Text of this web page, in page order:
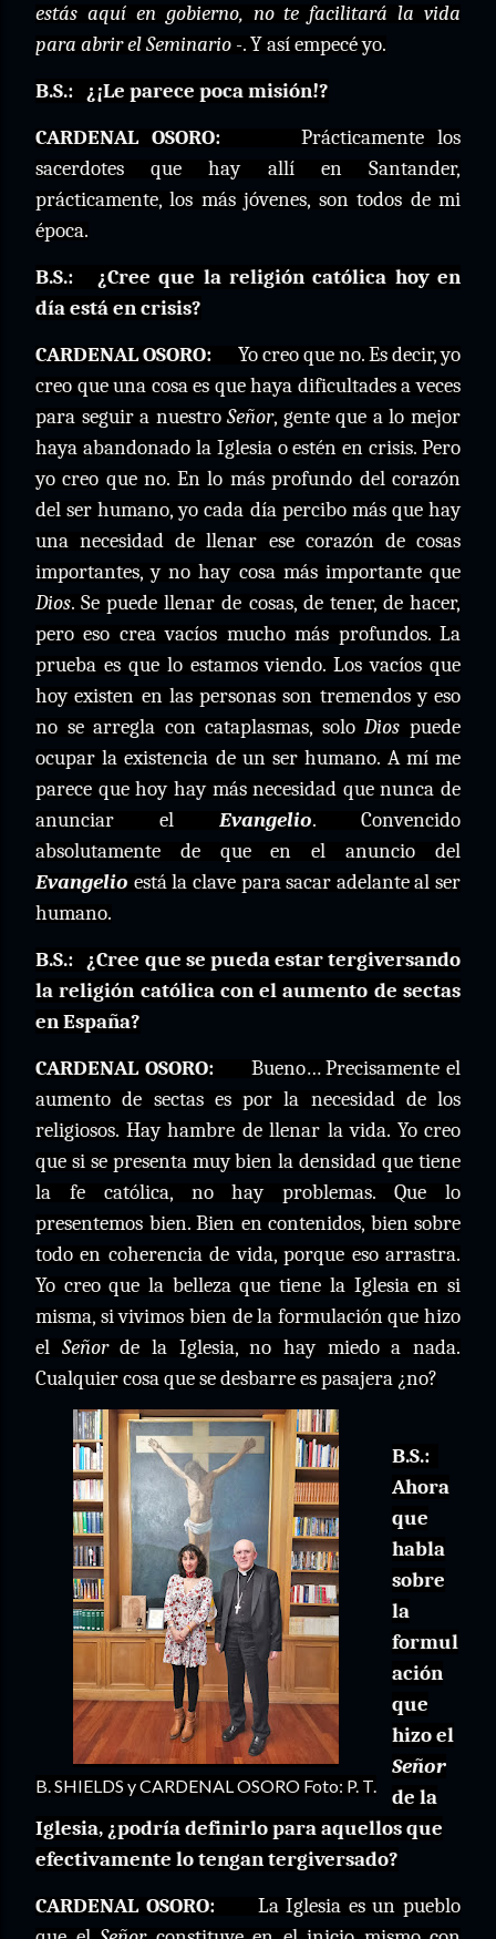
estás aquí en gobierno, no te facilitará la vida
para abrir el Seminario -. Y así empecé yo.
B.S.: ¿¡Le parece poca misión!?
CARDENAL OSORO:
Prácticamente los
sacerdotes que hay allí en Santander,
prácticamente, los más jóvenes, son todos de mi
época.
B.S.:
¿Cree que la religión católica hoy en
día está en crisis?
CARDENAL OSORO:
Yo creo que no. Es decir, yo
creo que una cosa es que haya dificultades a veces
para seguir a nuestroSeñor, gente que a lo mejor
haya abandonado la Iglesia o estén en crisis. Pero
yo creo que no. En lo más profundo del corazón
del ser humano, yo cada día percibo más que hay
una necesidad de llenar ese corazón de cosas
importantes, y no hay cosa más importante que
Dios. Se puede llenar de cosas, de tener, de hacer,
pero eso crea vacíos mucho más profundos. La
prueba es que lo estamos viendo. Los vacíos que
hoy existen en las personas son tremendos y eso
no se arregla con cataplasmas, soloDios puede
ocupar la existencia de un ser humano. A mí me
parece que hoy hay más necesidad que nunca de
anunciar el Evangelio. Convencido
absolutamente de que en el anuncio del
Evangelio está la clave para sacar adelante al ser
humano.
B.S.: ¿Cree que se pueda estar tergiversando
la religión católica con el aumento de sectas
en España?
CARDENAL OSORO:
Bueno… Precisamente el
aumento de sectas es por la necesidad de los
religiosos. Hay hambre de llenar la vida. Yo creo
que si se presenta muy bien la densidad que tiene
la fe católica, no hay problemas. Que lo
presentemos bien. Bien en contenidos, bien sobre
todo en coherencia de vida, porque eso arrastra.
Yo creo que la belleza que tiene la Iglesia en si
misma, si vivimos bien de la formulación que hizo
el Señorde la Iglesia, no hay miedo a nada.
Cualquier cosa que se desbarre es pasajera ¿no?
B. SHIELDS y CARDENAL OSORO Foto: P. T.
B.S.:
Ahora
que
habla
sobre
la
formul
ación
que
hizo el
Señor
de la
Iglesia, ¿podría definirlo para aquellos que
efectivamente lo tengan tergiversado?
CARDENAL OSORO:
La Iglesia es un pueblo